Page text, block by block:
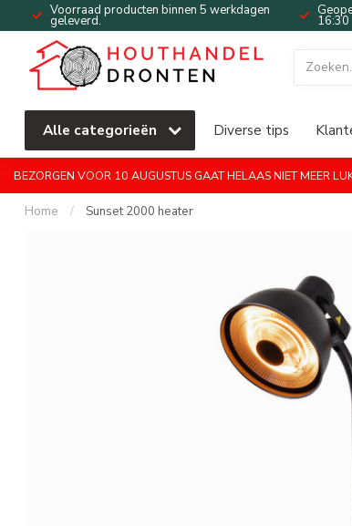
Voorraad producten binnen 5 werkdagen
geleverd. 16:30
Alle categorieën Diverse tips
BEZORGEN VOOR 10 AUGUSTUS GAAT HELAAS NIET MEER
Home / Sunset 2000 heater